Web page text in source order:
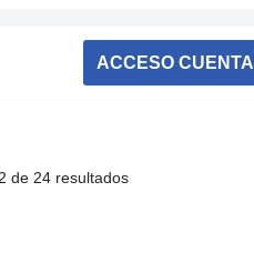
ACCESO CUENTA
de 24 resultados